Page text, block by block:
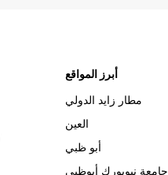
أبرز المواقع
مطار زايد الدولي
العين
أبو ظبي
جامعة نيويورك أبوظبي